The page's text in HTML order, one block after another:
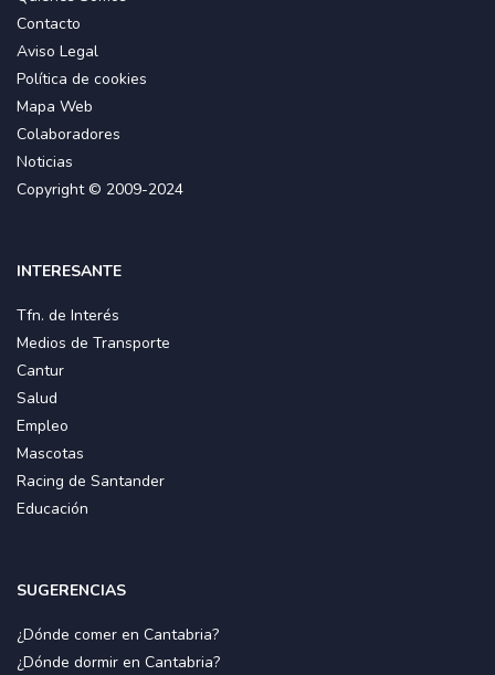
Contacto
Aviso Legal
Política de cookies
Mapa Web
Colaboradores
Noticias
Copyright © 2009-2024
INTERESANTE
Tfn. de Interés
Medios de Transporte
Cantur
Salud
Empleo
Mascotas
Racing de Santander
Educación
SUGERENCIAS
¿Dónde comer en Cantabria?
¿Dónde dormir en Cantabria?